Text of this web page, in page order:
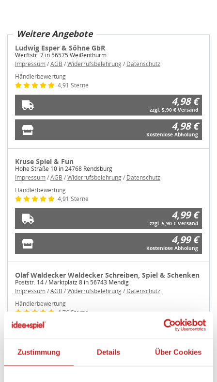
Zustimmung Details Über Cookies
Weitere Angebote
Ludwig Esper & Söhne GbR
Werftstr. 7 in 56575 Weißenthurm
Impressum/AGB /Widerrufsbelehrung/ Datenschutz
Händlerbewertung
4,91 Sterne
4,98 €
zzgl. 5,90 € Versand
4,98 €
Kostenlose Abholung
Kruse Spiel & Fun
Hohe Straße 10 in 24768 Rendsburg
Impressum/AGB /Widerrufsbelehrung/ Datenschutz
Händlerbewertung
4,91 Sterne
4,99 €
zzgl. 5,90 € Versand
4,99 €
Kostenlose Abholung
Olaf Waldecker Waldecker Schreiben, Spiel & Schenken
Poststr. 14 / Marktplatz 8 in 56743 Mendig
Impressum/AGB /Widerrufsbelehrung/ Datenschutz
Händlerbewertung
4,76 Sterne
4,99 €
4,99 €